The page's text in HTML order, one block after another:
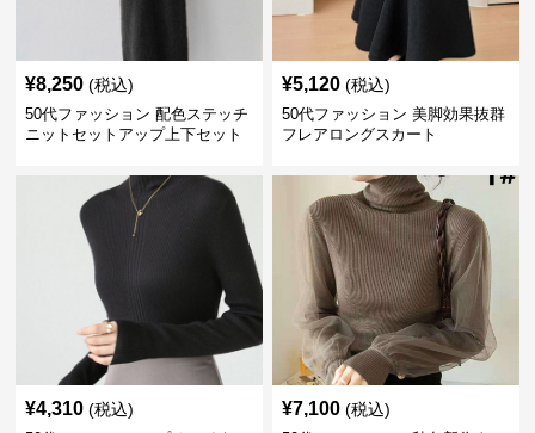
¥8,250 (税込)
50代ファッション 配色ステッチ
ニットセットアップ上下セット
¥5,120 (税込)
50代ファッション 美脚効果抜群
フレアロングスカート
¥4,310 (税込) ¥7,100 (税込)